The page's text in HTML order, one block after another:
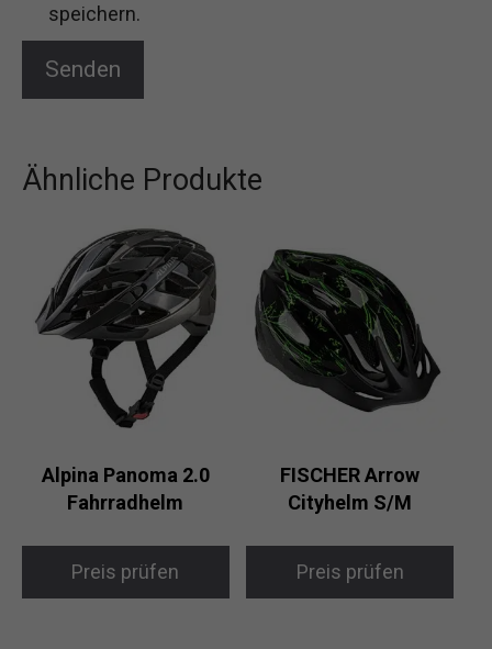
speichern.
Ähnliche Produkte
Alpina Panoma 2.0
Fahrradhelm
Preis prüfen
FISCHER Arrow
Cityhelm S/M
Preis prüfen